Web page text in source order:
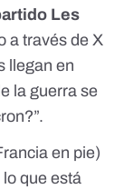
Les
a través de X
llegan en
la guerra se
en pie)
lo que está